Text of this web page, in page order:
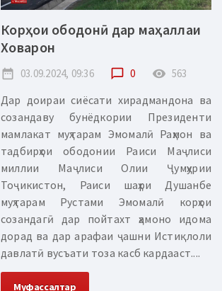
Корҳои ободонӣ дар маҳаллаи
Ховарон
date_range 03.09.2024, 09:36 chat_bubble_outline 0 remove_red_eye 563
Дар доираи сиёсати хирадмандона ва
созандаву бунёдкории Президенти
мамлакат муҳтарам Эмомалӣ Раҳмон ва
тадбирҳои ободонии Раиси Маҷлиси
миллии Маҷлиси Олии Ҷумҳурии
Тоҷикистон, Раиси шаҳри Душанбе
муҳтарам Рустами Эмомалӣ корҳои
созандагӣ дар пойтахт ҳамоно идома
дорад ва дар арафаи ҷашни Истиқлоли
давлатӣ вусъати тоза касб кардааст....
Муфассалтар